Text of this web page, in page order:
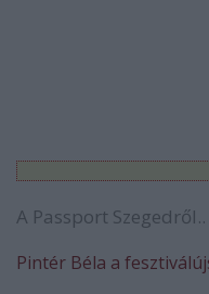
A Passport Szegedről..
Pintér Béla a